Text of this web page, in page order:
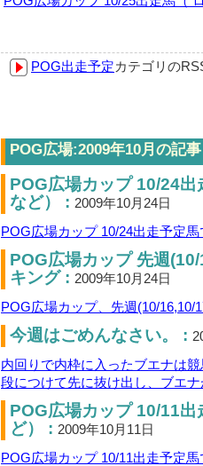
POG出走予定カテゴリの
POG広場:2009年10月の記事
POG広場カップ 10/24
など） : 2009年10月24日
POG広場カップ 10/24出走予定
POG広場カップ 先週
キング : 2009年10月24日
POG広場カップ、先週(10/
今週はごめんなさい。 :
内回りで内枠に入ったブエナは
段につけて先に抜け出し、ブエ
POG広場カップ 10/11
ど） : 2009年10月11日
POG広場カップ 10/11出走予定